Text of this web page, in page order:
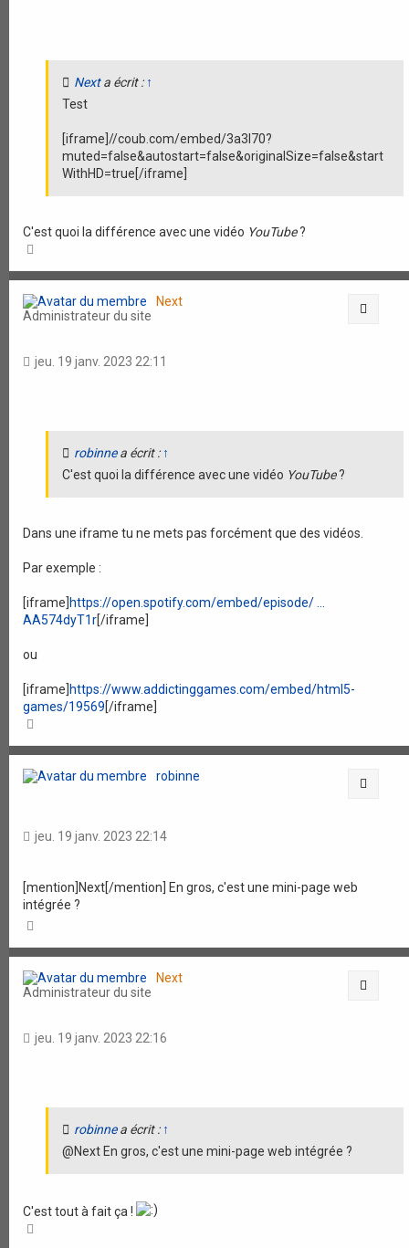
Nexta écrit : ↑
Test
[iframe]//coub.com/embed/3a3l70?
muted=false&autostart=false&originalSize=false&start
WithHD=true[/iframe]
C'est quoi la différence avec une vidéo YouTube?
u
Next
Administrateur du site
jeu. 19 janv. 2023 22:11
robinnea écrit : ↑
C'est quoi la différence avec une vidéo YouTube?
Dans une iframe tu ne mets pas forcément que des vidéos.
Par exemple :
[iframe] https://open.spotify.com/embed/episode/ ...
AA574dyT1r[/iframe]
ou
[iframe] https://www.addictinggames.com/embed/html5-
games/19569[/iframe]
u
t
robinne
jeu. 19 janv. 2023 22:14
[mention]Next[/mention] En gros, c'est une mini-page web
intégrée ?
u
Next
Administrateur du site
jeu. 19 janv. 2023 22:16
robinnea écrit : ↑
@Next En gros, c'est une mini-page web intégrée ?
C'est tout à fait ça !